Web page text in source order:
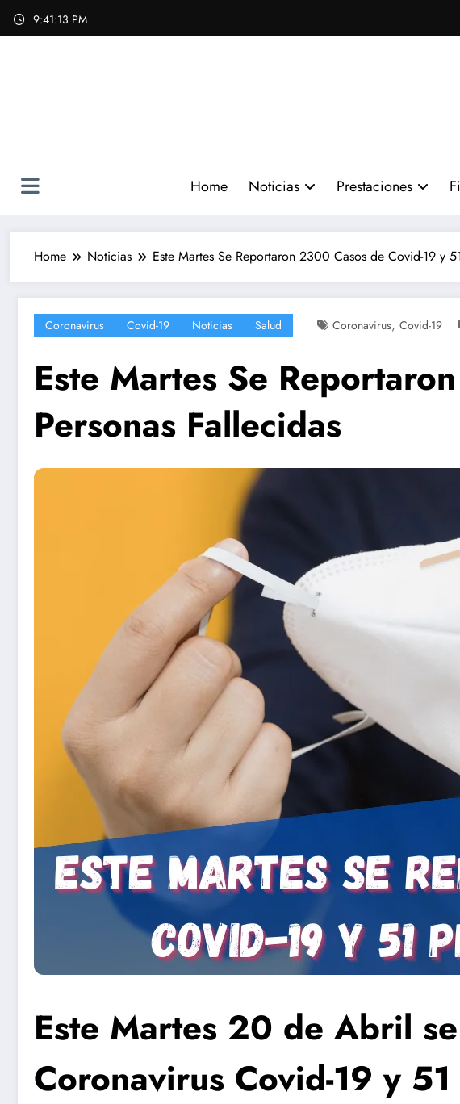
Skip
9:41:14 PM
Home Noticias Prestaciones
Home Noticias Este Martes Se Reportaron 2300 Casos de Covid-19 y
Coronavirus Covid-19 Noticias Salud Coronavirus, Covid-19
Este Martes Se
Personas Fallecidas
Este Martes 20 de Abril
Coronavirus Covid-19 y